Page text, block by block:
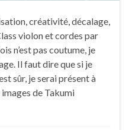
créativité, décalage,
violon et cordes par
n’est pas coutume, je
Il faut dire que si je
sûr, je serai présent à
de Takumi